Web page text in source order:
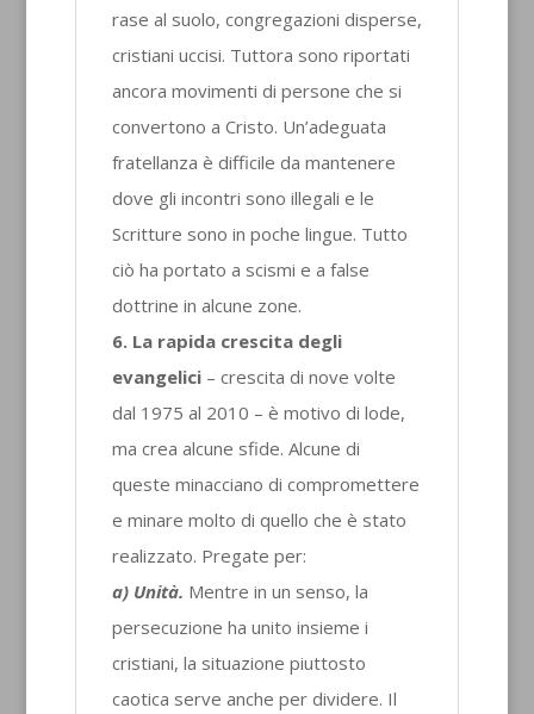
rase al suolo, congregazioni disperse,
cristiani uccisi. Tuttora sono riportati
ancora movimenti di persone che si
convertono a Cristo. Un’adeguata
fratellanza è difficile da mantenere
dove gli incontri sono illegali e le
Scritture sono in poche lingue. Tutto
ciò ha portato a scismi e a false
dottrine in alcune zone.
6. La rapida crescita degli
evangelici– crescita di nove volte
dal 1975 al 2010 – è motivo di lode,
ma crea alcune sfide. Alcune di
queste minacciano di compromettere
e minare molto di quello che è stato
realizzato. Pregate per:
a) Unità. Mentre in un senso, la
persecuzione ha unito insieme i
cristiani, la situazione piuttosto
caotica serve anche per dividere. Il